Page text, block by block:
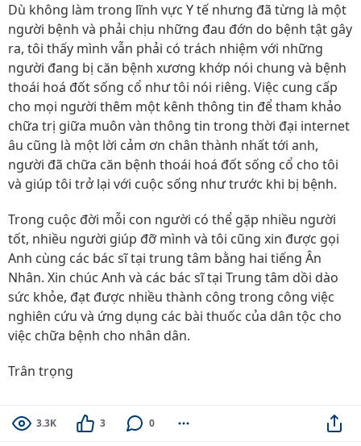
Dù không làm trong lĩnh vực Y tế nhưng đã từng là một
người bệnh và phải chịu những đau đớn do bệnh tật gây
ra, tôi thấy mình vẫn phải có trách nhiệm với những
người đang bị căn bệnh xương khớp nói chung và bệnh
thoái hoá đốt sống cổ như tôi nói riêng. Việc cung cấp
cho mọi người thêm một kênh thông tin để tham khảo
chữa trị giữa muôn vàn thông tin trong thời đại internet
âu cũng là một lời cảm ơn chân thành nhất tới anh,
người đã chữa căn bệnh thoái hoá đốt sống cổ cho tôi
và giúp tôi trở lại với cuộc sống như trước khi bị bệnh.
Trong cuộc đời mỗi con người có thể gặp nhiều người
tốt, nhiều người giúp đỡ mình và tôi cũng xin được gọi
Anh cùng các bác sĩ tại trung tâm bằng hai tiếng Ân
Nhân. Xin chúc Anh và các bác sĩ tại Trung tâm dồi dào
sức khỏe, đạt được nhiều thành công trong công việc
nghiên cứu và ứng dụng các bài thuốc của dân tộc cho
việc chữa bệnh cho nhân dân.
Trân trọng
3.3K 3 0